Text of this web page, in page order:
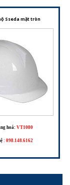
Trội Cho Người Lao Động
Sseda mặt tròn
hoá: VT1080
: 098.148.6162